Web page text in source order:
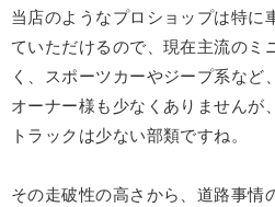
当店のようなプロショップは特に
ていただけるので、現在主流のミ
く、スポーツカーやジープ系な
オーナー様も少なくありませんが
トラックは少ない部類ですね。
その走破性の高さから、道路事情